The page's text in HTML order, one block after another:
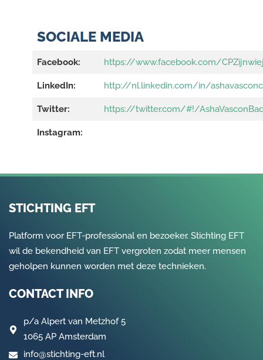
SOCIALE MEDIA
Facebook: https://www.facebook.com/
LinkedIn: http://nl.linkedin.com/in/
Twitter: https://twitter.com/#!/
Instagram:
STICHTING EFT
Platform voor EFT-professional en bezoeker. Stichting EFT
wil de bekendheid van EFT vergroten zodat meer mensen
geholpen kunnen worden met deze technieken.
CONTACT INFO
p/a Alpert van Metzhof 5
1065 AP Amsterdam
info@stichting-eft.nl